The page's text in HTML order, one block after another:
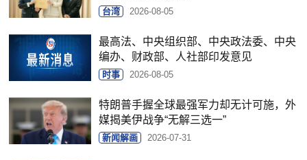
台湾 2026-08-05
最高法、中央组织部、中央政法委、中央
编办、财政部、人社部印发意见
时事 2026-08-05
特朗普手握全球最强军力却无计可施，外
媒揭美伊战争“无解三选一”
新闻解画 2026-07-31